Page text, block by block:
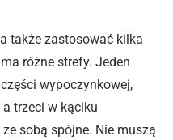
także zastosować kilka
różne strefy. Jeden
wypoczynkowej,
trzeci w kąciku
sobą spójne. Nie muszą